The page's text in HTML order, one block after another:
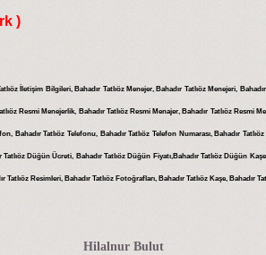
)
İletişim Bilgileri, Bahadır Tatlıöz Menejer, Bahadır Tatlıöz Menejeri,
Resmi Menejerlik, Bahadır Tatlıöz Resmi Menajer, Bahadır Tatlıöz Resmi
Bahadır Tatlıöz Telefonu, Bahadır Tatlıöz Telefon Numarası, Bahadır
Düğün Ücreti, Bahadır Tatlıöz Düğün Fiyatı,Bahadır Tatlıöz Düğün
Tatlıöz Resimleri, Bahadır Tatlıöz Fotoğrafları, Bahadır Tatlıöz Kaşe, Bahadır
Hilalnur Bulut